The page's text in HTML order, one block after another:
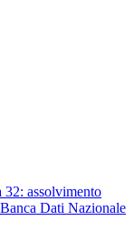
assolvimento
Dati Nazionale